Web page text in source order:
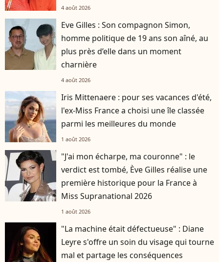
4 août 2026
Eve Gilles : Son compagnon Simon,
homme politique de 19 ans son aîné, au
plus près d’elle dans un moment
charnière
4 août 2026
Iris Mittenaere : pour ses vacances d'été,
l'ex-Miss France a choisi une île classée
parmi les meilleures du monde
1 août 2026
"J'ai mon écharpe, ma couronne" : le
verdict est tombé, Ève Gilles réalise une
première historique pour la France à
Miss Supranational 2026
1 août 2026
"La machine était défectueuse" : Diane
Leyre s'offre un soin du visage qui tourne
mal et partage les conséquences